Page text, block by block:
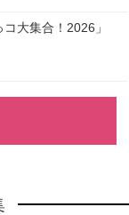
大集合！2026」